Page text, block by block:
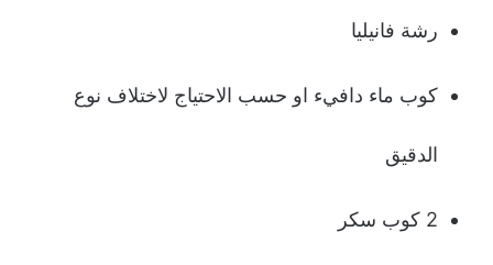
رشة فانيليا
كوب ماء دافيء او حسب الاحتياج لاختلاف نوع
الدقيق
2 كوب سكر